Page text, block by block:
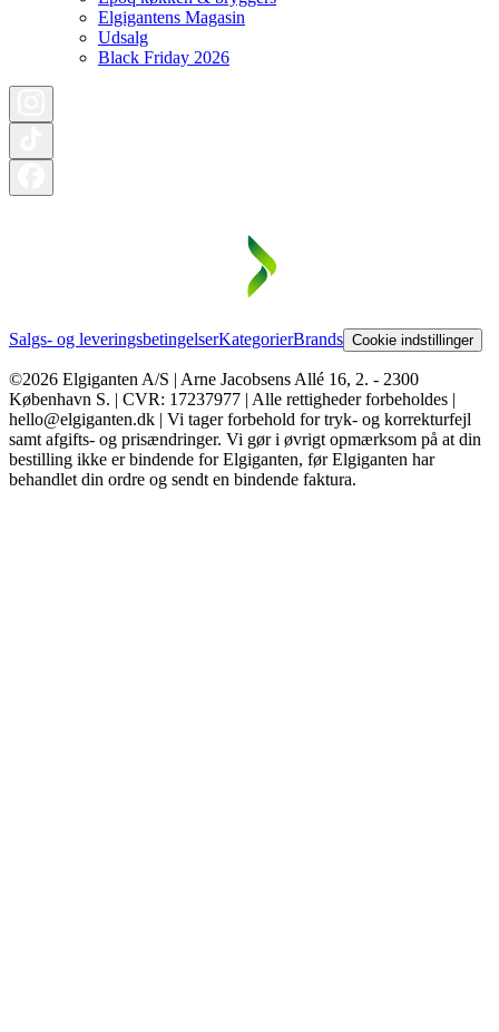
Elgigantens Magasin
Udsalg
Black Friday 2026
Salgs- og leveringsbetingelserKategorierBrands Cookie indstillinger
©2026 Elgiganten A/S | Arne Jacobsens Allé 16, 2. - 2300
København S. | CVR: 17237977 | Alle rettigheder forbeholdes |
hello@elgiganten.dk | Vi tager forbehold for tryk- og korrekturfejl
samt afgifts- og prisændringer. Vi gør i øvrigt opmærksom på at din
bestilling ikke er bindende for Elgiganten, før Elgiganten har
behandlet din ordre og sendt en bindende faktura.